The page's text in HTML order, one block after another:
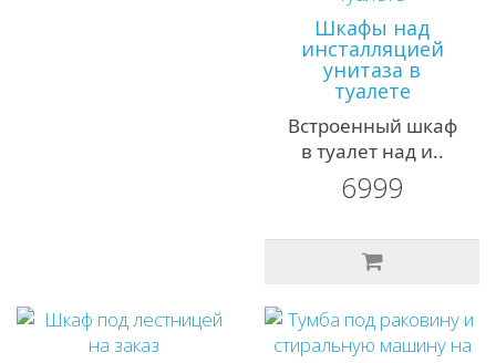
Шкафы над
инсталляцией
унитаза в
туалете
Встроенный шкаф
в туалет над и..
6999